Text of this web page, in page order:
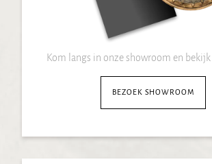
Kom langs in onze showroom en
BEZOEK SHOWROOM